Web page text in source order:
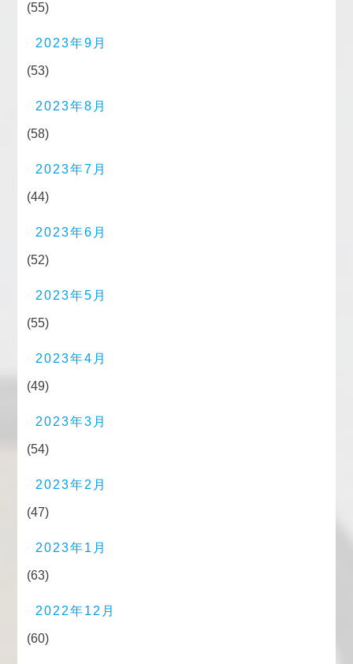
(55)
2023年9月
(53)
2023年8月
(58)
2023年7月
(44)
2023年6月
(52)
2023年5月
(55)
2023年4月
(49)
2023年3月
(54)
2023年2月
(47)
2023年1月
(63)
2022年12月
(60)